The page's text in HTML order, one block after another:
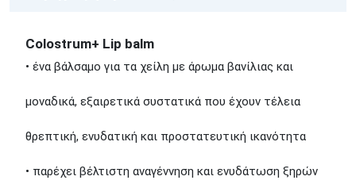
Colostrum+ Lip balm
• ένα βάλσαμο για τα χείλη με άρωμα βανίλιας και
μοναδικά, εξαιρετικά συστατικά που έχουν τέλεια
θρεπτική, ενυδατική και προστατευτική ικανότητα
• παρέχει βέλτιστη αναγέννηση και ενυδάτωση ξηρών